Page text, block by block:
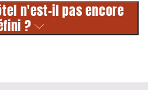
n'est-il pas encore
?